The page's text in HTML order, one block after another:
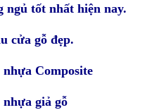
ngủ tốt nhất hiện nay.
cửa gỗ đẹp.
nhựa Composite
nhựa giả gỗ